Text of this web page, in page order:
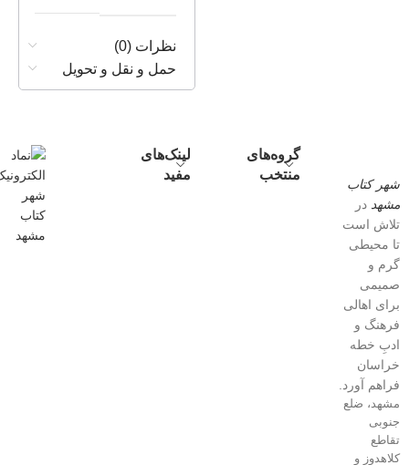
نظرات (0)
حمل و نقل و تحویل
شهر کتاب
مشهد در
تلاش است
تا محیطی
گرم و
صمیمی
برای اهالی
فرهنگ و
ادبِ خطه
خراسان
فراهم آورد.
مشهد، ضلع
جنوبی
تقاطع
کلاهدوز و
گروه‌های
منتخب
لینک‌های
مفید